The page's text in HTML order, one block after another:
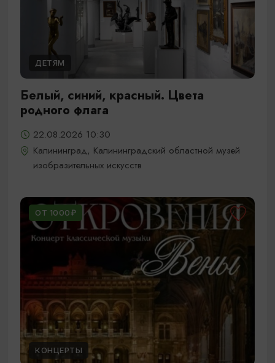
ДЕТЯМ
Белый, синий, красный. Цвета
родного флага
22.08.2026 10:30
Калининград, Калининградский областной музей
изобразительных искусств
ОТ 1000₽
КОНЦЕРТЫ